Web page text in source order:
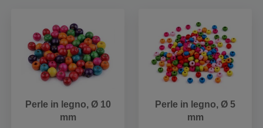
Perle in legno, Ø 10
mm
Perle in legno, Ø 5
mm